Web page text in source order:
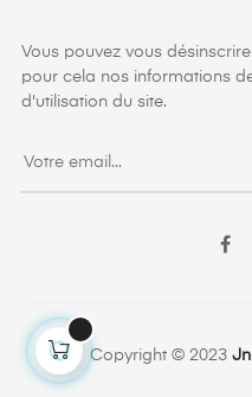
Vous pouvez vous
pour cela nos informations
d'utilisation du site.
Copyright © 2023